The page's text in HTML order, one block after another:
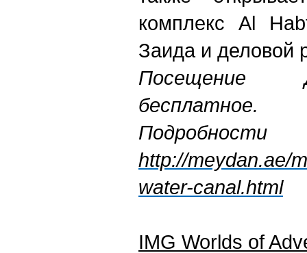
комплекс Al
Заида и деловой
Посещение
бесплатное.
http://meydan.ae/
water-canal.html
IMG Worlds of